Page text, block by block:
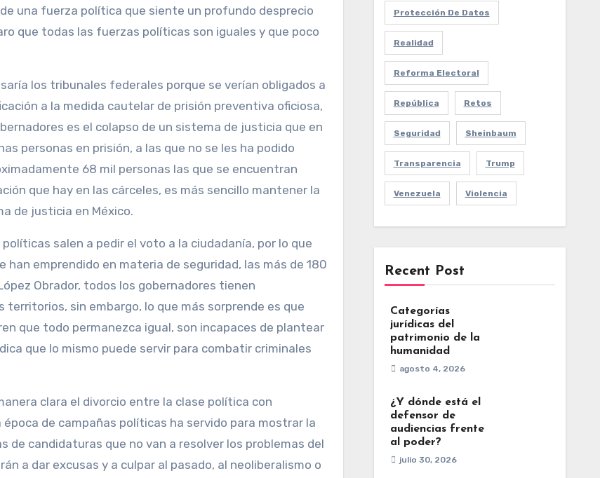
una fuerza política que siente un profundo desprecio
que todas las fuerzas políticas son iguales y que poco
los tribunales federales porque se verían obligados a
a la medida cautelar de prisión preventiva oficiosa,
es el colapso de un sistema de justicia que en
personas en prisión, a las que no se les ha podido
68 mil personas las que se encuentran
que hay en las cárceles, es más sencillo mantener la
de justicia en México.
salen a pedir el voto a la ciudadanía, por lo que
emprendido en materia de seguridad, las más de 180
Obrador, todos los gobernadores tienen
sin embargo, lo que más sorprende es que
que todo permanezca igual, son incapaces de plantear
que lo mismo puede servir para combatir criminales
clara el divorcio entre la clase política con
de campañas políticas ha servido para mostrar la
de candidaturas que no van a resolver los problemas del
a dar excusas y a culpar al pasado, al neoliberalismo o
Protección De Datos
Realidad
Reforma Electoral
República Retos
Seguridad Sheinbaum
Transparencia Trump
Venezuela Violencia
Recent Post
Categorías
jurídicas del
patrimonio de la
humanidad
agosto 4, 2026
¿Y dónde está el
defensor de
audiencias frente
al poder?
julio 30, 2026